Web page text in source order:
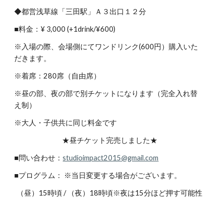
◆都営浅草線「三田駅」Ａ３出口１２分
■料金：¥ 3,000 (+1drink/¥600)
※入場の際、会場側にてワンドリンク(600円）購入いた
だきます。
※着席：280席（自由席）
※昼の部、夜の部で別チケットになります（完全入れ替
え制）
※大人・子供共に同じ料金です
★昼チケット完売しました★
■問い合わせ：studioimpact2015@gmail.com
■プログラム： ※当日変更する場合がございます。
（昼）15時頃 / （夜）18時頃※夜は15分ほど押す可能性